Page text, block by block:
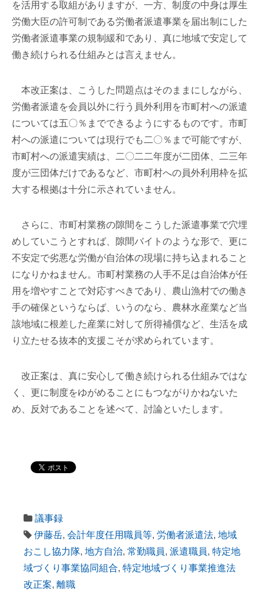
を活用する取組がありますが、一方、制度の中身は厚生
労働大臣の許可制である労働者派遣事業を届出制にした
労働者派遣事業の規制緩和であり、真に地域で安定して
働き続けられる仕組みとは言えません。
本改正案は、こうした問題点はそのままにしながら、
労働者派遣を会員以外に行う員外利用を市町村への派遣
については五〇％までできるようにするものです。市町
村への派遣については現行でも二〇％まで可能ですが、
市町村への派遣実績は、二〇二二年度が二団体、二三年
度が三団体だけであるなど、市町村への員外利用枠を拡
大する根拠は十分に示されていません。
さらに、市町村業務の隙間をこうした派遣事業で穴埋
めしていこうとすれば、隙間バイトのような形で、更に
不安定で劣悪な労働が自治体の現場に持ち込まれること
になりかねません。市町村業務の人手不足は自治体が任
用を増やすことで対応すべきであり、農山漁村での働き
手の確保というならば、いうのなら、農林水産業など当
該地域に根差した産業に対して所得補償など、生活を成
り立たせる抜本的支援こそが求められています。
改正案は、真に安心して働き続けられる仕組みではな
く、更に制度をゆがめることにもつながりかねないた
め、反対であることを述べて、討論といたします。
議事録
伊藤岳, 会計年度任用職員等, 労働者派遣法, 地域
おこし協力隊, 地方自治, 常勤職員, 派遣職員, 特定地
域づくり事業協同組合, 特定地域づくり事業推進法
改正案, 離職